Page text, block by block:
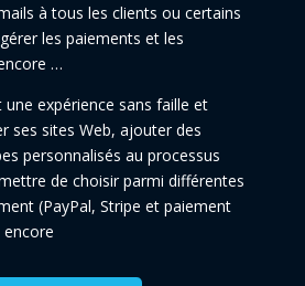
à tous les clients ou certains
les paiements et les
…
expérience sans faille et
ses sites Web, ajouter des
personnalisés au processus
de choisir parmi différentes
(PayPal, Stripe et paiement